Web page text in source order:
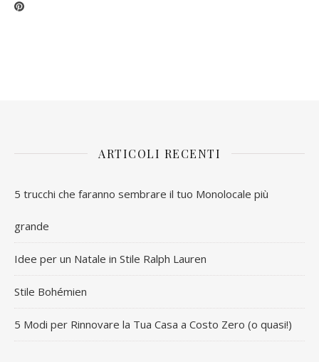
ARTICOLI RECENTI
5 trucchi che faranno sembrare il tuo Monolocale più
grande
Idee per un Natale in Stile Ralph Lauren
Stile Bohémien
5 Modi per Rinnovare la Tua Casa a Costo Zero (o quasi!)